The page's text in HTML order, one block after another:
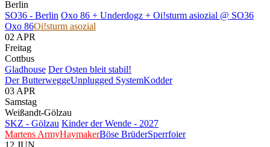
Berlin
SO36 - Berlin Oxo 86 + Underdogz + Oi!sturm asiozial @ SO36
Oxo 86Oi!sturm asozial
02 APR
Freitag
Cottbus
Gladhouse Der Osten bleit stabil!
Der ButterweggeUnplugged SystemKodder
03 APR
Samstag
Weißandt-Gölzau
SKZ - Gölzau Kinder der Wende - 2027
Martens ArmyHaymakerBöse BrüderSperrfoier